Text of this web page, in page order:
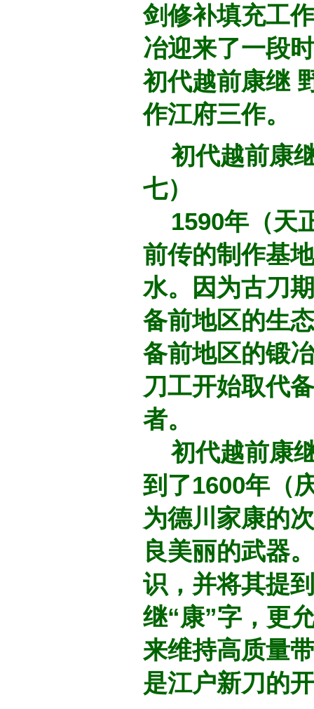
剑修补填充工
冶迎来了一段
初代越前康继
作江府三作。
初代越前康
七）
1590年（天
前传的制作基
水。因为古刀
备前地区的生
备前地区的锻
刀工开始取代
者。
初代越前康
到了1600年（
为德川家康的
良美丽的武器
识，并将其提
继“康”字，更
来维持高质量
是江户新刀的